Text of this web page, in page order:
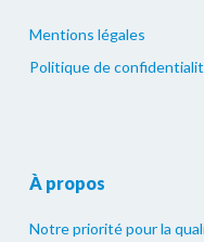
Mentions légales
Politique de
À propos
Notre priorité pour la